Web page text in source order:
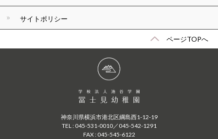
サイトポリシー
ページTOPへ
神奈川県横浜市港北区綱島西1-12-19
TEL : 045-531-0010／045-542-1291
FAX : 045-545-6122